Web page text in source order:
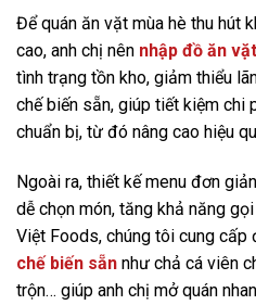
Để quán ăn vặt mùa hè thu hút
cao, anh chị nên nhập đồ ăn
tình trạng tồn kho, giảm thiểu
chế biến sẵn, giúp tiết kiệm chi
chuẩn bị, từ đó nâng cao hiệu
Ngoài ra, thiết kế menu đơn
dễ chọn món, tăng khả năng
Việt Foods, chúng tôi cung cấp
chế biến sẵn như chả cá viên
trộn… giúp anh chị mở quán